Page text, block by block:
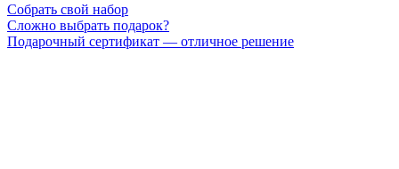
Cобрать свой набор
Сложно выбрать подарок?
Подарочный сертификат — отличное решение